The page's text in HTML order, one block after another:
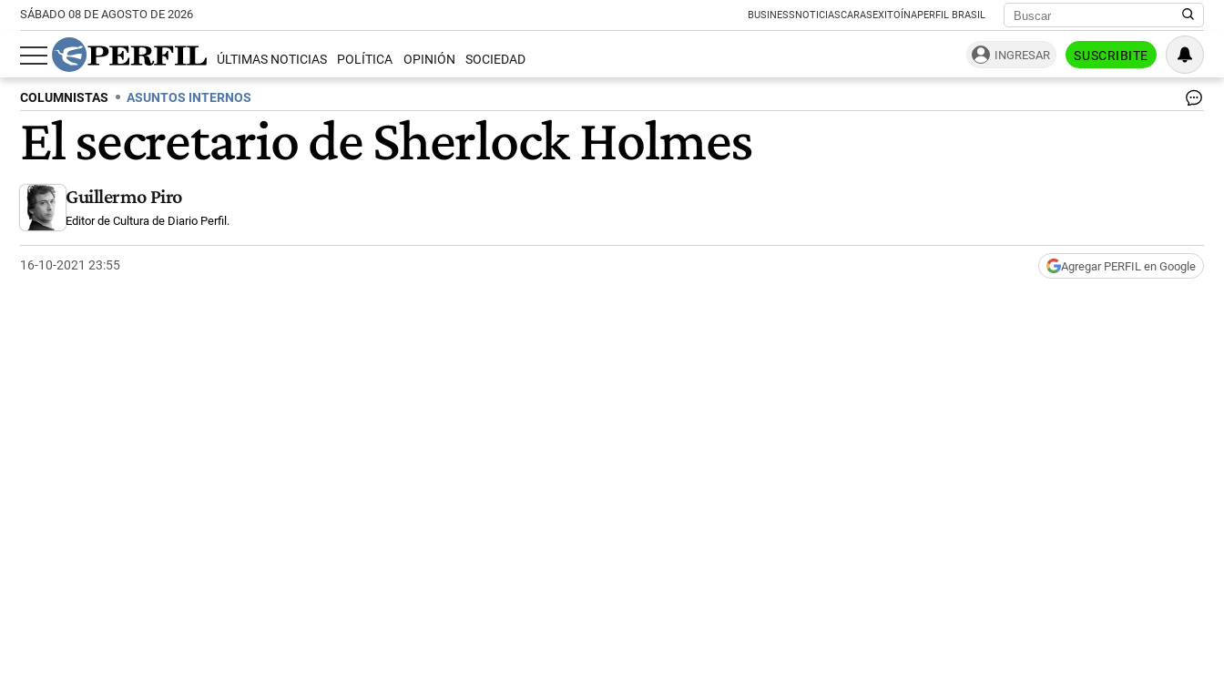
SÁBADO 08 DE AGOSTO DE 2026 BUSINESSNOTICIASCARASEXITOÍNAPERFIL BRASIL
ÚLTIMAS NOTICIAS POLÍTICA OPINIÓN SOCIEDAD INGRESAR SUSCRIBITE
COLUMNISTAS ASUNTOS INTERNOS
El secretario de Sherlock Holmes
Guillermo Piro
Editor de Cultura de Diario Perfil.
16-10-2021 23:55 Agregar PERFIL en Google